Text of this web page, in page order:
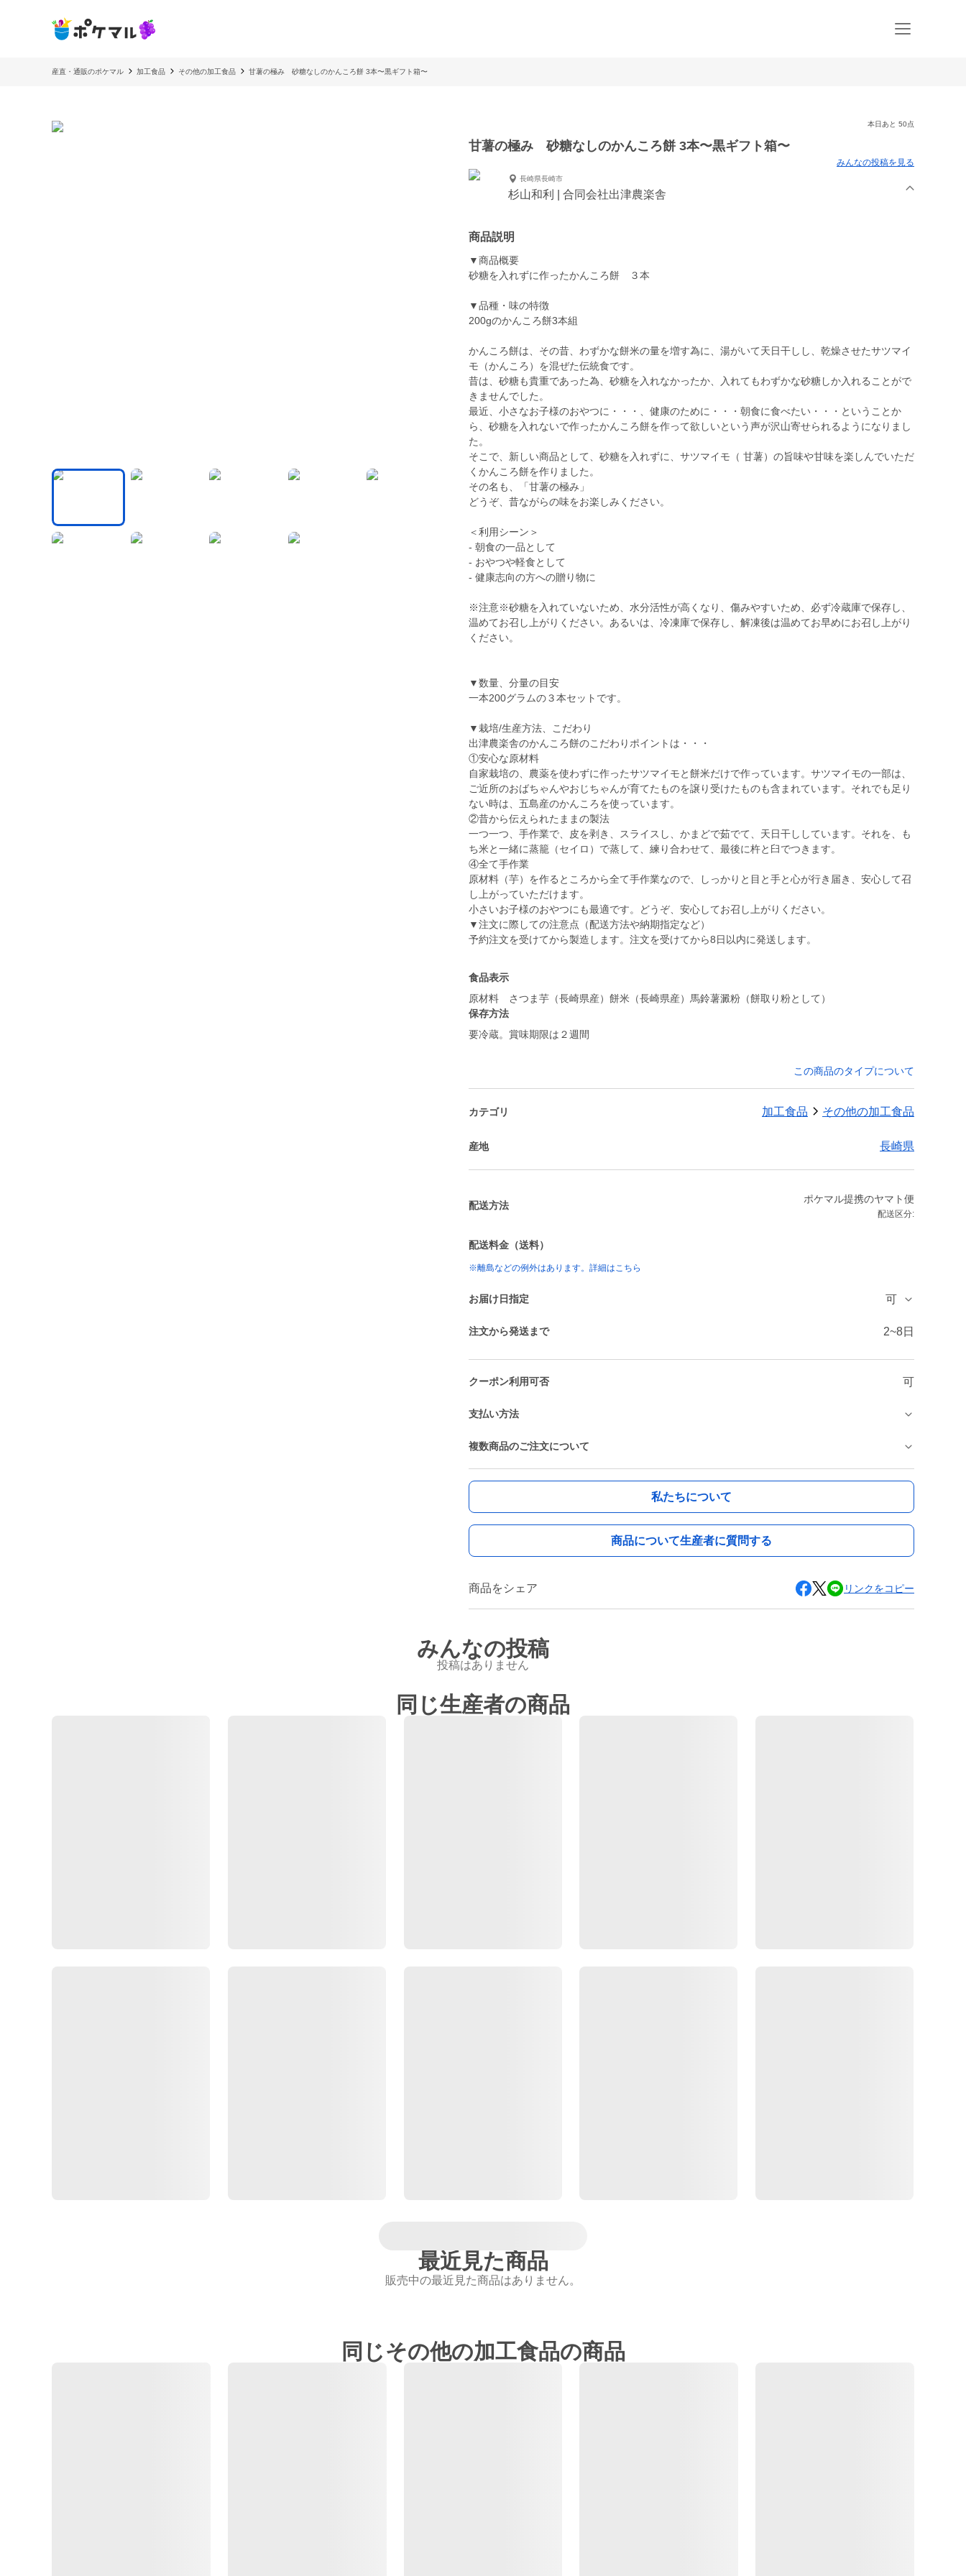
産直・通販のポケマル 加工食品 その他の加工食品 甘薯の極み 砂糖なしのかんころ餅 3本〜黒ギフト箱〜
本日あと 50点
甘薯の極み 砂糖なしのかんころ餅 3本〜黒ギフト箱〜
みんなの投稿を見る
長崎県長崎市
杉山和利 | 合同会社出津農楽舎
商品説明
▼商品概要
砂糖を入れずに作ったかんころ餅 ３本
▼品種・味の特徴
200gのかんころ餅3本組
かんころ餅は、その昔、わずかな餅米の量を増す為に、湯がいて天日干しし、乾燥させたサツマイ
モ（かんころ）を混ぜた伝統食です。
昔は、砂糖も貴重であった為、砂糖を入れなかったか、入れてもわずかな砂糖しか入れることがで
きませんでした。
最近、小さなお子様のおやつに・・・、健康のために・・・朝食に食べたい・・・ということか
ら、砂糖を入れないで作ったかんころ餅を作って欲しいという声が沢山寄せられるようになりまし
た。
そこで、新しい商品として、砂糖を入れずに、サツマイモ（ 甘薯）の旨味や甘味を楽しんでいただ
くかんころ餅を作りました。
その名も、「甘薯の極み」
どうぞ、昔ながらの味をお楽しみください。
＜利用シーン＞
- 朝食の一品として
- おやつや軽食として
- 健康志向の方への贈り物に
※注意※砂糖を入れていないため、水分活性が高くなり、傷みやすいため、必ず冷蔵庫で保存し、
温めてお召し上がりください。あるいは、冷凍庫で保存し、解凍後は温めてお早めにお召し上がり
ください。
▼数量、分量の目安
一本200グラムの３本セットです。
▼栽培/生産方法、こだわり
出津農楽舎のかんころ餅のこだわりポイントは・・・
①安心な原材料
自家栽培の、農薬を使わずに作ったサツマイモと餅米だけで作っています。サツマイモの一部は、
ご近所のおばちゃんやおじちゃんが育てたものを譲り受けたものも含まれています。それでも足り
ない時は、五島産のかんころを使っています。
②昔から伝えられたままの製法
一つ一つ、手作業で、皮を剥き、スライスし、かまどで茹でて、天日干ししています。それを、も
ち米と一緒に蒸籠（セイロ）で蒸して、練り合わせて、最後に杵と臼でつきます。
④全て手作業
原材料（芋）を作るところから全て手作業なので、しっかりと目と手と心が行き届き、安心して召
し上がっていただけます。
小さいお子様のおやつにも最適です。どうぞ、安心してお召し上がりください。
▼注文に際しての注意点（配送方法や納期指定など）
予約注文を受けてから製造します。注文を受けてから8日以内に発送します。
食品表示
原材料 さつま芋（長崎県産）餅米（長崎県産）馬鈴薯澱粉（餅取り粉として）
保存方法
要冷蔵。賞味期限は２週間
この商品のタイプについて
カテゴリ 加工食品 その他の加工食品
産地 長崎県
配送方法
ポケマル提携のヤマト便
配送区分:
配送料金（送料）
※離島などの例外はあります。詳細はこちら
お届け日指定 可
注文から発送まで 2~8日
クーポン利用可否 可
支払い方法
複数商品のご注文について
私たちについて
商品について生産者に質問する
商品をシェア リンクをコピー
みんなの投稿
投稿はありません
同じ生産者の商品
最近見た商品
販売中の最近見た商品はありません。
同じその他の加工食品の商品